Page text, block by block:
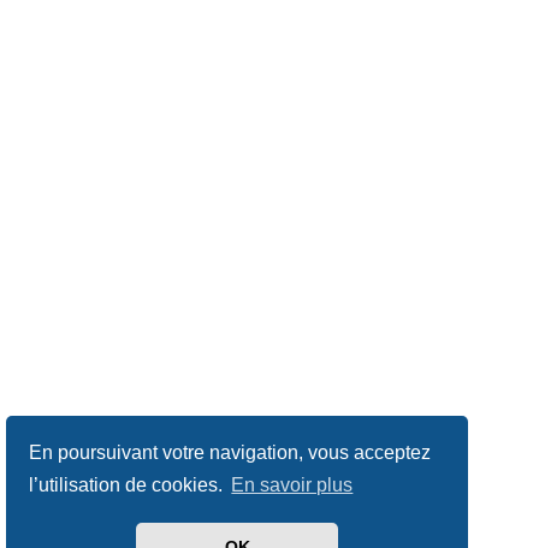
En poursuivant votre navigation, vous acceptez
l’utilisation de cookies. En savoir plus